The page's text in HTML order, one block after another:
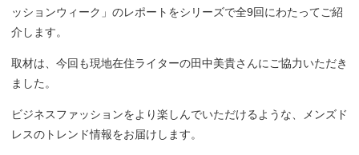
ッションウィーク」のレポートをシリーズで全9回にわたってご紹
介します。
取材は、今回も現地在住ライターの田中美貴さんにご協力いただき
ました。
ビジネスファッションをより楽しんでいただけるような、メンズド
レスのトレンド情報をお届けします。